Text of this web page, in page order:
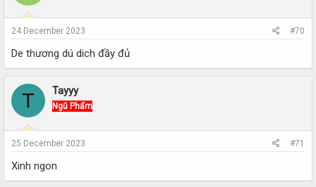
24 December 2023 #70
De thương dú dich đầy đủ
T Tayyy
Ngũ Phẩm
25 December 2023 #71
Xinh ngon